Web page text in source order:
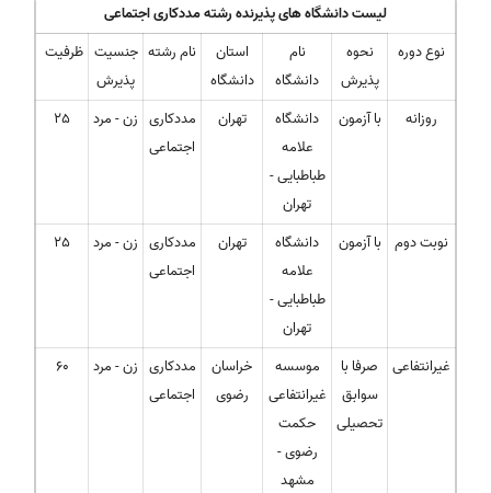
لیست دانشگاه های پذیرنده رشته مددکاری اجتماعی
نوع دوره
نحوه
پذیرش
نام
دانشگاه
استان
دانشگاه
نام رشته جنسیت
پذیرش
ظرفیت
روزانه با آزمون
دانشگاه
علامه
طباطبایی -
تهران
تهران
مددکاری
اجتماعی
زن - مرد 25
نوبت دوم با آزمون
دانشگاه
علامه
طباطبایی -
تهران
تهران
مددکاری
اجتماعی
زن - مرد 25
غیرانتفاعی
صرفا با
سوابق
تحصیلی
موسسه
غیرانتفاعی
حکمت
رضوی -
مشهد
خراسان
رضوی
مددکاری
اجتماعی
زن - مرد 60